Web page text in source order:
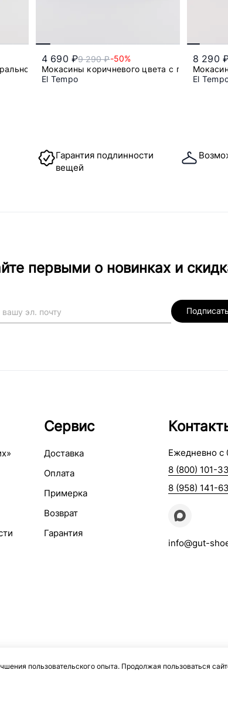
кожи
4 690 ₽9 290 ₽-50%
Мокасины коричневого цвета с перемычкой
El Tempo
8 290
El
Гарантия подлинности
вещей
первыми о новинках и
Сервис
Доставка
Оплата
Примерка
Возврат
Гарантия
Ежедневно с
8 (800) 101-
8 (958) 141-
info@gut-
пользовательского опыта. Продолжая пользоваться